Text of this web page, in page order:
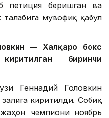
петиция беришган ва
мувофиқ қабул
— Халқаро бокс
биринчи
Геннадий Головкин
киритилди. Собиқ
чемпиони ноябрь